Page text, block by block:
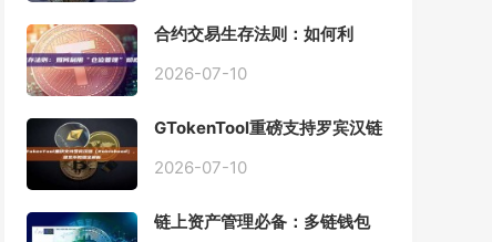
合约交易生存法则：如何利
2026-07-10
GTokenTool重磅支持罗宾汉链
程全解析
2026-07-10
链上资产管理必备：多链钱包